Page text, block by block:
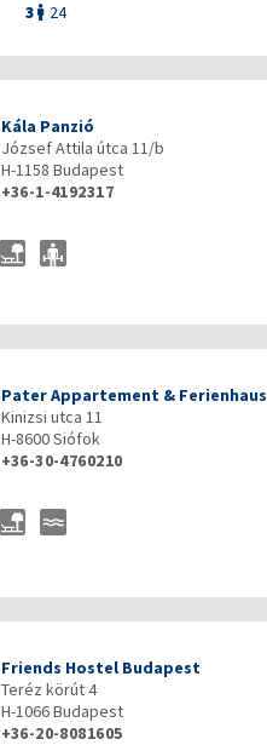
3  24
Kála Panzió
József Attila útca 11/b
H-1158 Budapest
+36-1-4192317
Pater Appartement & Ferienhaus
Kinizsi utca 11
H-8600Siófok
+36-30-4760210
Friends Hostel Budapest
Teréz körút 4
H-1066Budapest
+36-20-8081605